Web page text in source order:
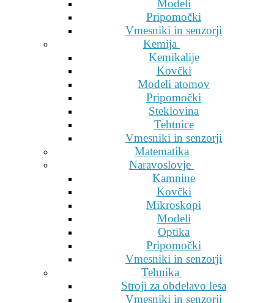
Modeli
Pripomočki
Vmesniki in senzorji
Kemija
Kemikalije
Kovčki
Modeli atomov
Pripomočki
Steklovina
Tehtnice
Vmesniki in senzorji
Matematika
Naravoslovje
Kamnine
Kovčki
Mikroskopi
Modeli
Optika
Pripomočki
Vmesniki in senzorji
Tehnika
Stroji za obdelavo lesa
Vmesniki in senzorji